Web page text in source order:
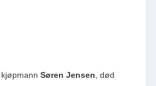
Søren Jensen , død